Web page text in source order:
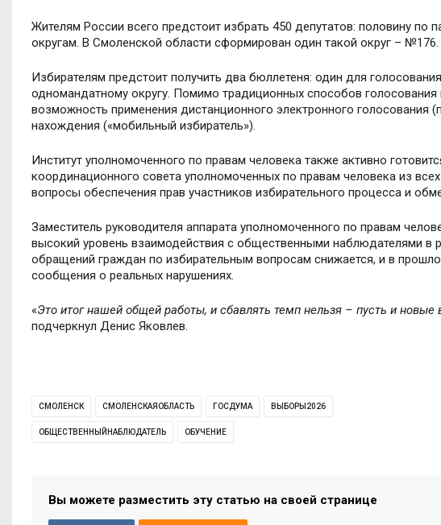
Жителям России всего предстоит избрать 450 депутатов: половину
округам. В Смоленской области сформирован один такой округ – №176.
Избирателям предстоит получить два бюллетеня: один для
одномандатному округу. Помимо традиционных способов голосования
возможность применения дистанционного электронного голосования
нахождения («мобильный избиратель»).
Институт уполномоченного по правам человека также активно
координационного совета уполномоченных по правам человека из
вопросы обеспечения прав участников избирательного процесса и
Заместитель руководителя аппарата уполномоченного по правам
высокий уровень взаимодействия с общественными наблюдателями в
обращений граждан по избирательным вопросам снижается, и в
сообщения о реальных нарушениях.
«Это итог нашей общей работы, и сбавлять темп нельзя – пусть и новые
подчеркнул Денис Яковлев.
СМОЛЕНСК СМОЛЕНСКАЯОБЛАСТЬ ГОСДУМА ВЫБОРЫ2026
ОБЩЕСТВЕННЫЙНАБЛЮДАТЕЛЬ ОБУЧЕНИЕ
Вы можете разместить эту статью на своей странице